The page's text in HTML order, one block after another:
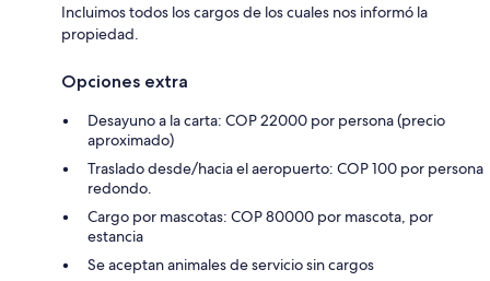
Incluimos todos los cargos de los cuales nos informó la
propiedad.
Opciones extra
Desayuno a la carta: COP 22000 por persona (precio
aproximado)
Traslado desde/hacia el aeropuerto: COP 100 por persona
redondo.
Cargo por mascotas: COP 80000 por mascota, por
estancia
Se aceptan animales de servicio sin cargos